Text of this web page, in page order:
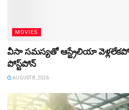
MOVIES
వీసా సమస్యతో ఆస్ట్రేలియా
పోస్ట్‌పోన్‌
AUGUST 8, 2026